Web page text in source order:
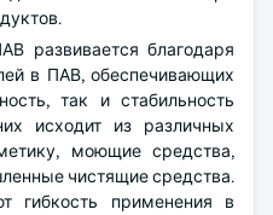
развивается благодаря
в ПАВ, обеспечивающих
так и стабильность
исходит из различных
моющие средства,
чистящие средства.
гибкость применения в